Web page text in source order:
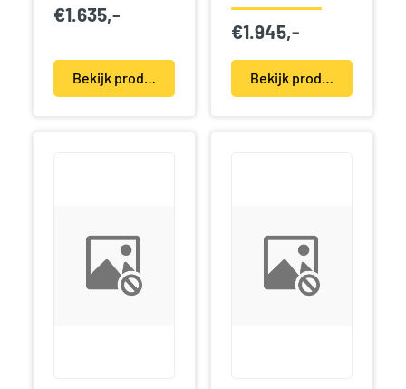
€1.635,-
Bekijk product(en)
€1.945,-
Bekijk product(en)